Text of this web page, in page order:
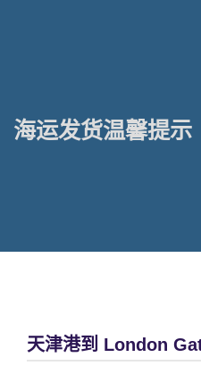
海运发货温馨提示
天津港到 London